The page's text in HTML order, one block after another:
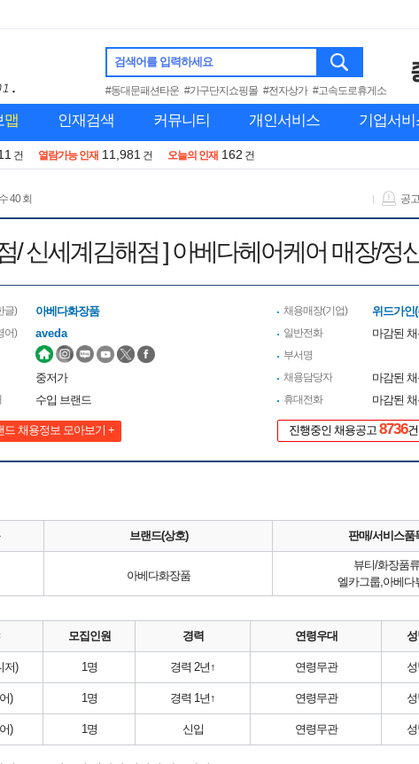
검색어를 입력하세요
#동대문패션타운 #가구단지쇼핑몰 #전자상가 #고속도로휴게소
맵 인재검색 커뮤니티 개인서비스 기업서비
건 열람가능 인재 11,981 건 오늘의 인재 162 건
40 회 공
/ 신세계김해점 ] 아베다헤어케어 매장/
글) 아베다화장품
어) aveda
중저가
수입 브랜드
드 채용정보 모아보기 +
채용매장(기업) 위드가인(
일반전화 마감된
부서명
채용담당자
마감된
휴대전화 마감된
진행중인 채용공고 8736건
브랜드(상호) 판매/서비스품
아베다화장품
뷰티/화장품류
엘카그룹,아베다
모집인원 경력 연령우대
저) 1명 경력 2년↑ 연령무관
) 1명 경력 1년↑ 연령무관
) 1명 신입 연령무관